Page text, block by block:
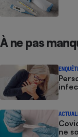
À ne pas
ne